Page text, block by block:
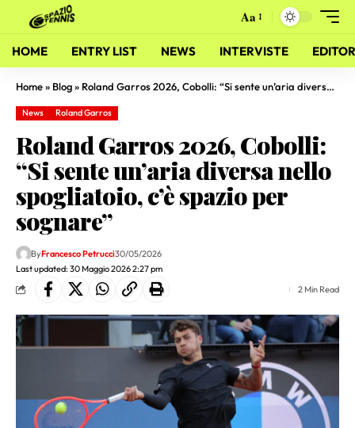
Aa
HOME ENTRY LIST NEWS INTERVISTE
Home» Blog» Roland Garros 2026, Cobolli: “Si sente un’aria diversa nello spogliatoio, c’è spazio per sognare”
News Roland Garros
Roland Garros 2026, Cobolli:
“Si sente un’aria diversa nello
spogliatoio, c’è spazio per
sognare”
Last updated: 30 Maggio 2026 2:27 pm
ByFrancesco Petrucci30/05/2026
2 Min Read